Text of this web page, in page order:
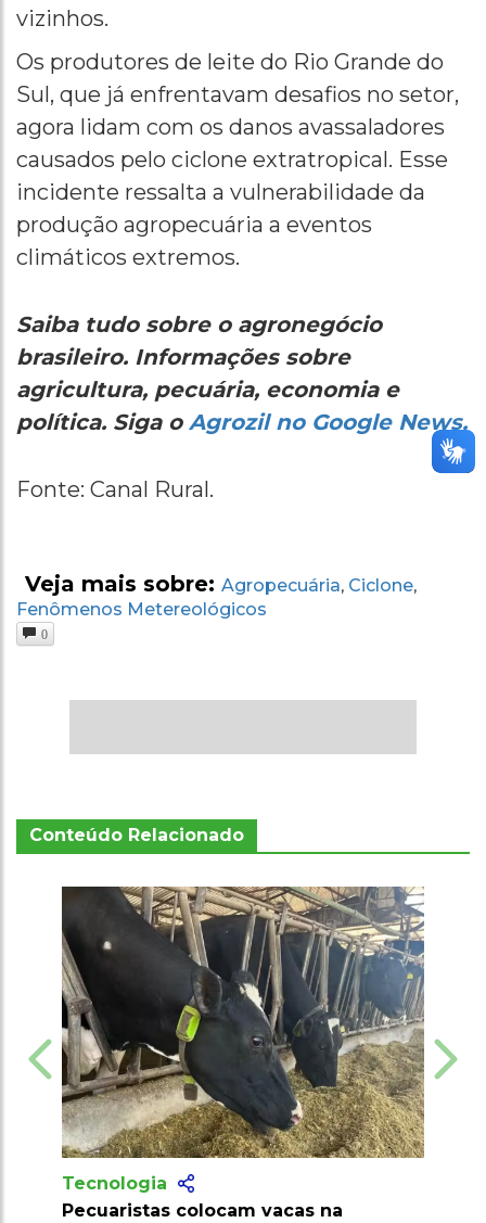
vizinhos.
Os produtores de leite do Rio Grande do
Sul, que já enfrentavam desafios no setor,
agora lidam com os danos avassaladores
causados pelo ciclone extratropical. Esse
incidente ressalta a vulnerabilidade da
produção agropecuária a eventos
climáticos extremos.
Saiba tudo sobre o agronegócio
brasileiro. Informações sobre
agricultura, pecuária, economia e
política. Siga o Agrozil no Google News.
Fonte: Canal Rural.
Veja mais sobre: Agropecuária, Ciclone,
Fenômenos Metereológicos
0
Conteúdo Relacionado
vacas na
Tecnologia
Produtores recebem mais de